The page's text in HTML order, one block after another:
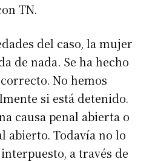
TN.
del caso, la mujer
de nada. Se ha hecho
No hemos
si está detenido.
causa penal abierta o
abierto. Todavía no lo
a través de